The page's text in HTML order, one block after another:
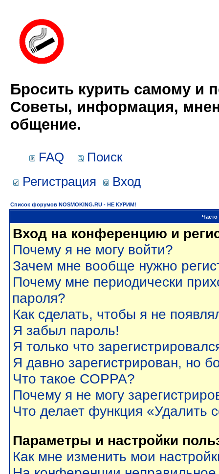
Бросить курить самому и
Советы, информация,
общение.
FAQ
Поиск
Регистрация
Вход
Список форумов NOSMOKING.RU - НЕ КУРИМ!
Вход на конференцию и
Почему я не могу войти?
Зачем мне вообще нужно
Почему мне периодически
пароля?
Как сделать, чтобы я не
Я забыл пароль!
Я только что
Я давно зарегистрирован, но
Что такое COPPA?
Почему я не могу
Что делает функция «Удалить
Параметры и настройки
Как мне изменить мои